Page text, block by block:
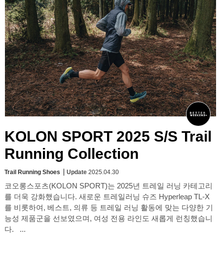
KOLON SPORT 2025 S/S Trail
Running Collection
Trail Running Shoes Update 2025.04.30
코오롱스포츠(KOLON SPORT)는 2025년 트레일 러닝 카테고리
를 더욱 강화했습니다. 새로운 트레일러닝 슈즈 Hyperleap TL-X
를 비롯하여, 베스트, 의류 등 트레일 러닝 활동에 맞는 다양한 기
능성 제품군을 선보였으며, 여성 전용 라인도 새롭게 런칭했습니
다. ...